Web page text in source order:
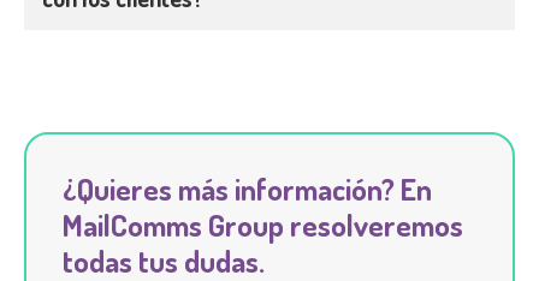
¿Quieres más información? En
MailComms Group resolveremos
todas tus dudas.